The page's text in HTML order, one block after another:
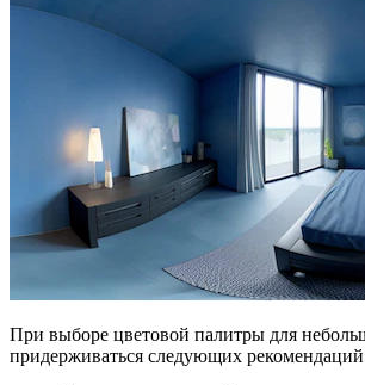
При выборе цветовой палитры для
придерживаться следующих